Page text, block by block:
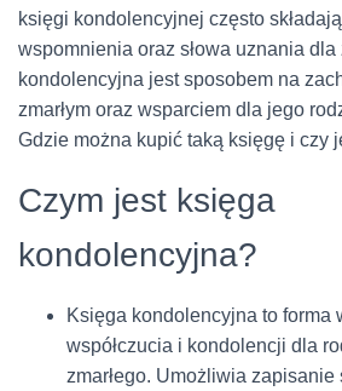
księgi kondolencyjnej często
wspomnienia oraz słowa uznania dla
kondolencyjna jest sposobem na
zmarłym oraz wsparciem dla jego
Gdzie można kupić taką księgę i czy
Czym jest księga
kondolencyjna?
Księga kondolencyjna to forma
współczucia i kondolencji dla
zmarłego. Umożliwia zapisanie